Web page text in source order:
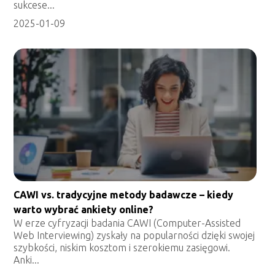
sukcese...
2025-01-09
CAWI vs. tradycyjne metody badawcze – kiedy
warto wybrać ankiety online?
W erze cyfryzacji badania CAWI (Computer-Assisted
Web Interviewing) zyskały na popularności dzięki swojej
szybkości, niskim kosztom i szerokiemu zasięgowi.
Anki...